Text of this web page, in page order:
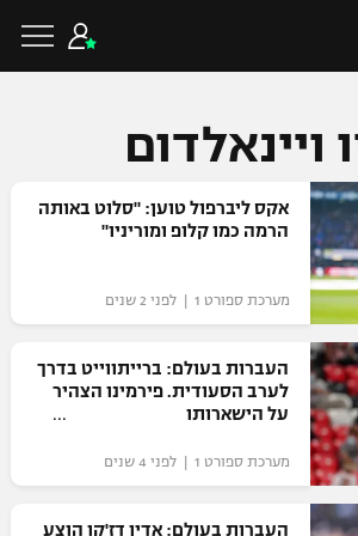
ויינאלדום
אקס ליברפול טוען: "סלוט באותה
הרמה כמו קלופ ומוריניו"
מערכת ספורט 1 | לפני 2 שנים
העברות בעולם: ברייתווייט בדרך
לערב הסעודית. פירמינו הצהיר
על הישארותו
מערכת ספורט 1 | לפני 4 שנים
העברות בעולם: אדין דז'קו הוצע